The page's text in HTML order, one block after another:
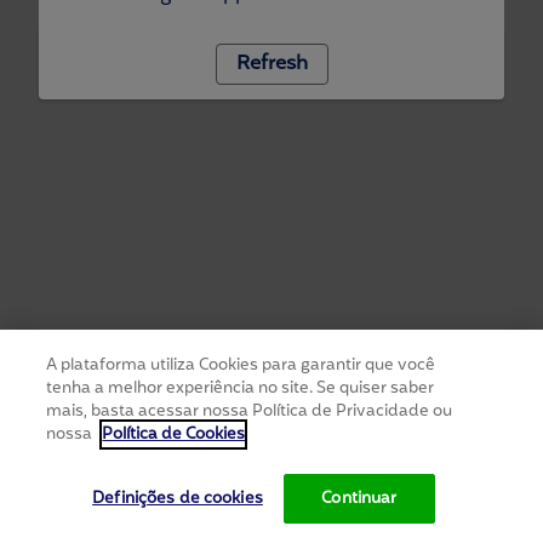
Refresh
A plataforma utiliza Cookies para garantir que você
tenha a melhor experiência no site. Se quiser saber
mais, basta acessar nossa Política de Privacidade ou
nossa Política de Cookies
Definições de cookies Continuar